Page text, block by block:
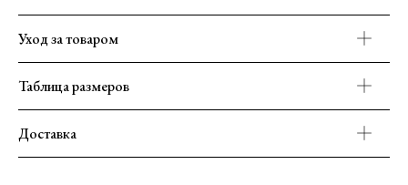
Уход за товаром
Таблица размеров
Доставка